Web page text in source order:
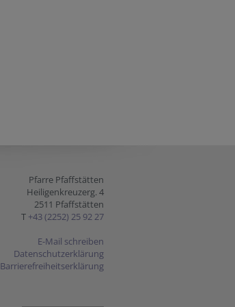
Pfarre Pfaffstätten
Heiligenkreuzerg. 4
2511 Pfaffstätten
T +43 (2252) 25 92 27
E-Mail schreiben
Datenschutzerklärung
Barrierefreiheitserklärung